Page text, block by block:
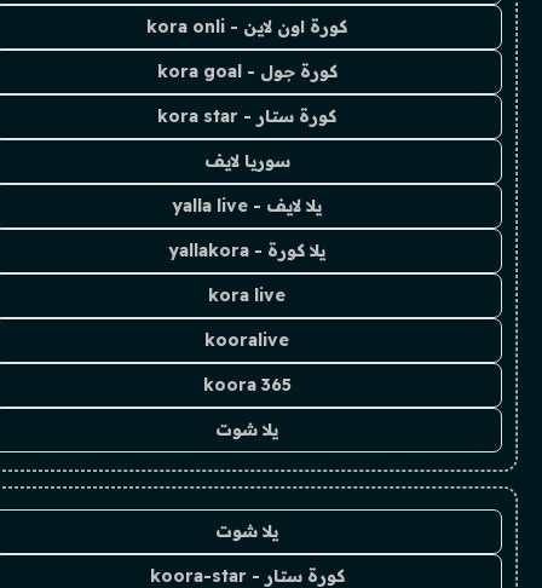
كورة اون لاين - kora onli
كورة جول - kora goal
كورة ستار - kora star
سوريا لايف
يلا لايف - yalla live
يلا كورة - yallakora
kora live
kooralive
koora 365
يلا شوت
يلا شوت
كورة ستار - koora-star